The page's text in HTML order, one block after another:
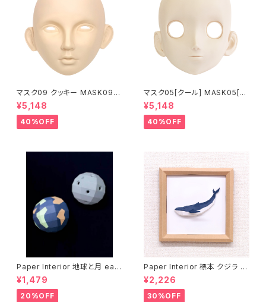
マスク09 クッキー MASK09
“COOKIE”
¥5,148
40%OFF
マスク05[クール] MASK05[C
OOL]
¥5,148
40%OFF
Paper Interior 地球と月 eart
h and moon
¥1,479
20%OFF
Paper Interior 標本 クジラ s
pecimen whale
¥2,226
30%OFF